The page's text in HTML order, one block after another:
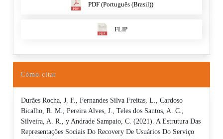
PDF (Português (Brasil))
FLIP
Cómo citar
Durães Rocha, J. F., Fernandes Silva Freitas, L., Cardoso
Bicalho, R. M., Pereira Alves, J., Teles dos Santos, A. C.,
Silveira, A. R., y Andrade Sampaio, C. (2021). A Estrutura Das
Representações Sociais Do Recovery De Usuários Do Serviço